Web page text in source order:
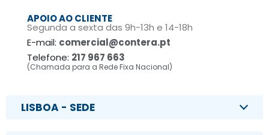
APOIO AO CLIENTE
Segunda a sexta das 9h-13h e 14-18h
E-mail: comercial@contera.pt
Telefone: 217 967 663
(Chamada para a Rede Fixa Nacional)
LISBOA - SEDE